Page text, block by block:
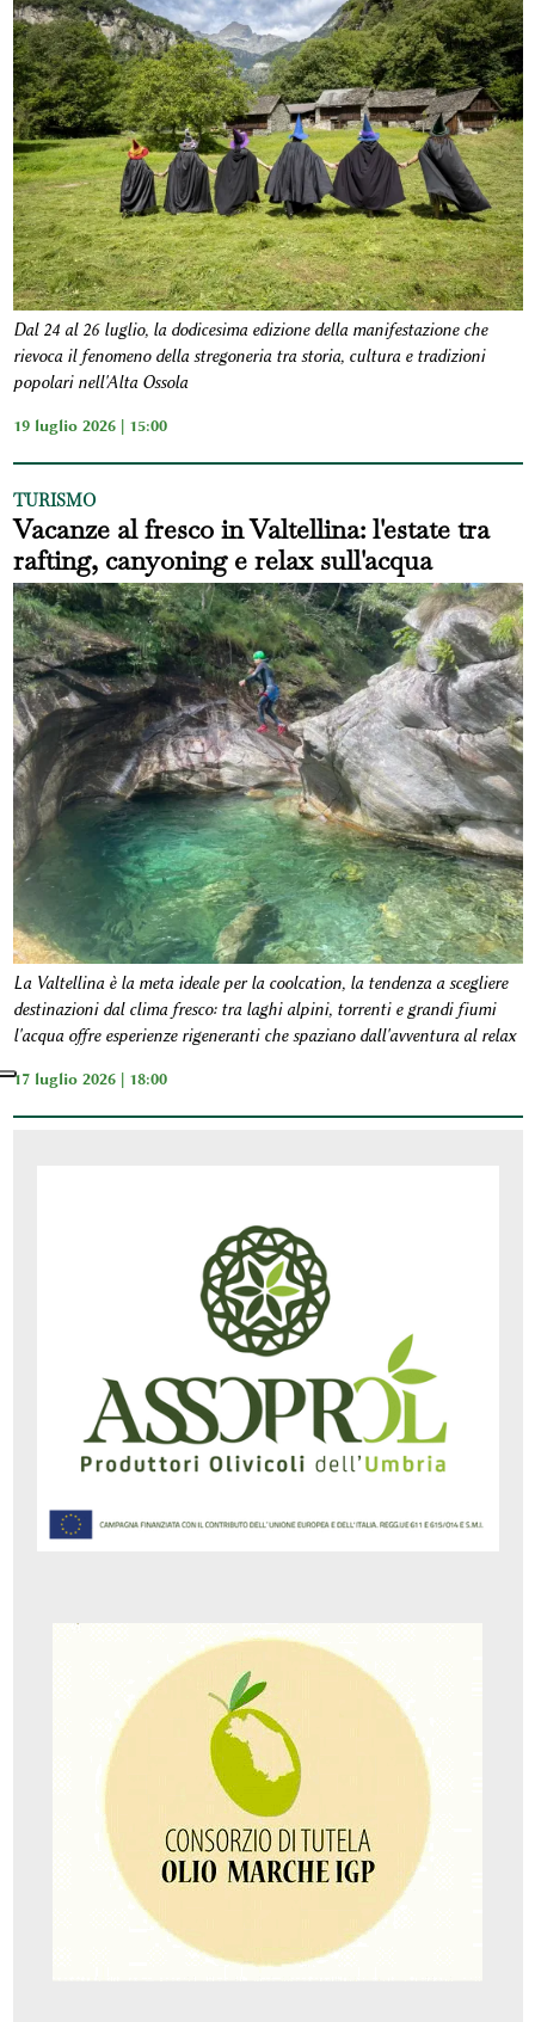
Dal 24 al 26 luglio, la dodicesima edizione della manifestazione che
rievoca il fenomeno della stregoneria tra storia, cultura e tradizioni
popolari nell'Alta Ossola
19 luglio 2026 | 15:00
TURISMO
Vacanze al fresco in Valtellina: l'estate tra
rafting, canyoning e relax sull'acqua
La Valtellina è la meta ideale per la coolcation, la tendenza a scegliere
destinazioni dal clima fresco: tra laghi alpini, torrenti e grandi fiumi
l'acqua offre esperienze rigeneranti che spaziano dall'avventura al relax
17 luglio 2026 | 18:00